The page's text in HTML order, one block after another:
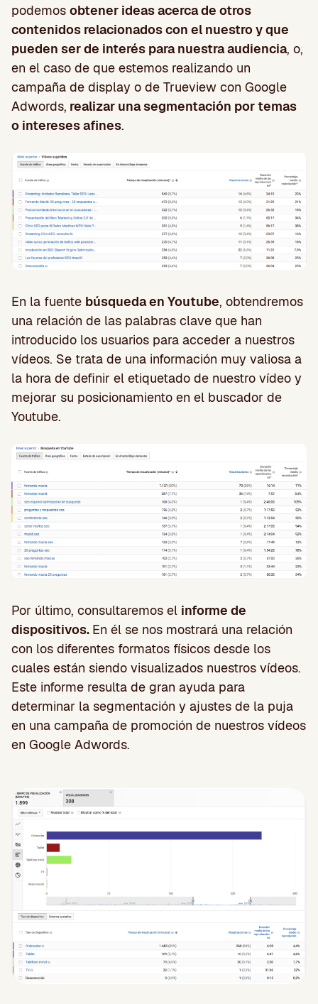
podemos obtener ideas acerca de otros
contenidos relacionados con el nuestro y que
pueden ser de interés para nuestra audiencia, o,
en el caso de que estemos realizando un
campaña de display o de Trueview con Google
Adwords, realizar una segmentación por temas
o intereses afines.
En la fuente búsqueda en Youtube, obtendremos
una relación de las palabras clave que han
introducido los usuarios para acceder a nuestros
vídeos. Se trata de una información muy valiosa a
la hora de definir el etiquetado de nuestro vídeo y
mejorar su posicionamiento en el buscador de
Youtube.
Por último, consultaremos el informe de
dispositivos. En él se nos mostrará una relación
con los diferentes formatos físicos desde los
cuales están siendo visualizados nuestros vídeos.
Este informe resulta de gran ayuda para
determinar la segmentación y ajustes de la puja
en una campaña de promoción de nuestros vídeos
en Google Adwords.